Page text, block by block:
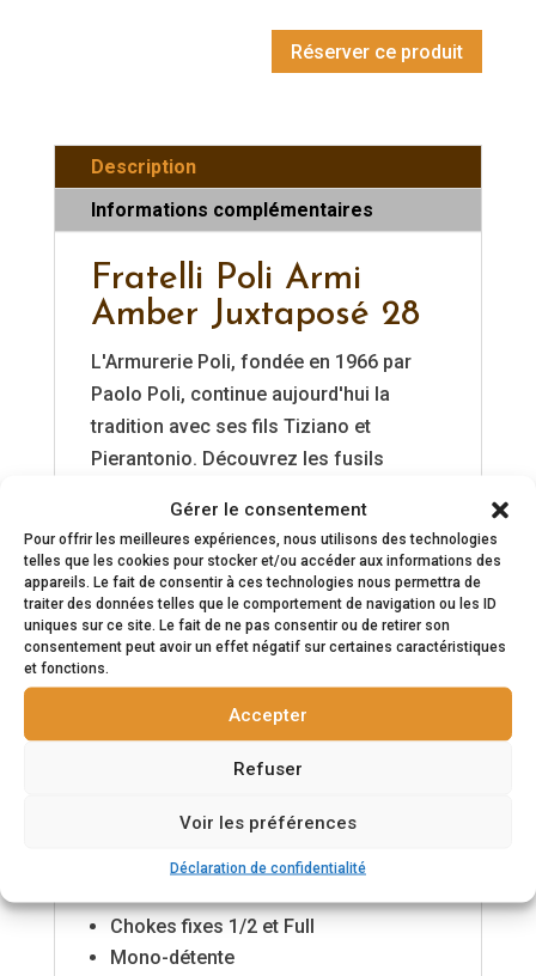
Gérer le consentement
Pour offrir les meilleures expériences, nous utilisons des technologies
telles que les cookies pour stocker et/ou accéder aux informations des
appareils. Le fait de consentir à ces technologies nous permettra de
traiter des données telles que le comportement de navigation ou les ID
uniques sur ce site. Le fait de ne pas consentir ou de retirer son
consentement peut avoir un effet négatif sur certaines caractéristiques
et fonctions.
Accepter
Refuser
Voir les préférences
Déclaration de confidentialité
Réserver ce produit
Description
Informations complémentaires
Fratelli Poli Armi
Amber Juxtaposé 28
L'Armurerie Poli, fondée en 1966 par
Paolo Poli, continue aujourd'hui la
tradition avec ses fils Tiziano et
Pierantonio. Découvrez les fusils
modèle est minutieusement fabriqué à
la main, alliant précision exceptionnelle
et équilibre parfait grâce à des
techniques traditionnelles transmises
de génération en génération. Son
design raffiné et ses finitions
faire unique, faisant de chaque fusil une
pièce d'exception.
Calibre 28/70
Chokes fixes 1/2 et Full
Mono-détente